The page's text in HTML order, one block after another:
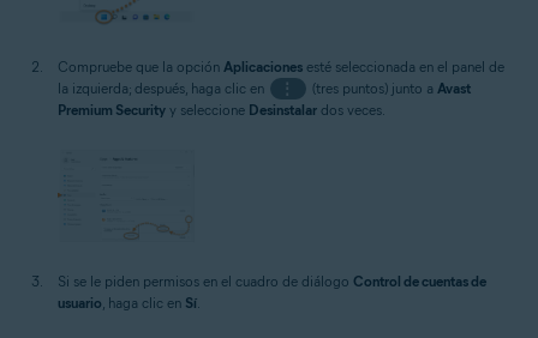
Compruebe que la opción Aplicaciones esté seleccionada en el panel de
la izquierda; después, haga clic en
⋮ (tres puntos) junto a Avast
Premium Security y seleccione Desinstalar dos veces.
Si se le piden permisos en el cuadro de diálogo Control de cuentas de
usuario , haga clic en Sí